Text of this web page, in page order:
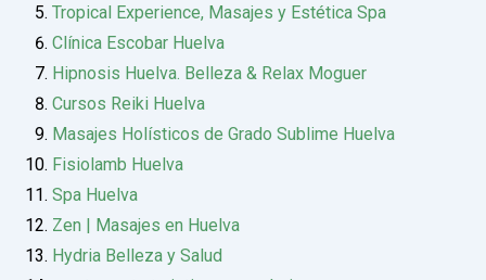
Tropical Experience, Masajes y Estética Spa
Clínica Escobar Huelva
Hipnosis Huelva. Belleza & Relax Moguer
Cursos Reiki Huelva
Masajes Holísticos de Grado Sublime Huelva
Fisiolamb Huelva
Spa Huelva
Zen | Masajes en Huelva
Hydria Belleza y Salud